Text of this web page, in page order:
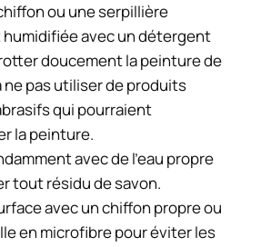
ou une serpillière
avec un détergent
doucement la peinture de
ne pas utiliser de produits
qui pourraient
la peinture.
avec de l’eau propre
tout résidu de savon.
avec un chiffon propre ou
en microfibre pour éviter les